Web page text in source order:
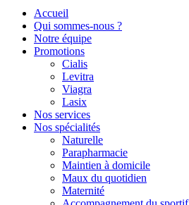
Accueil
Qui sommes-nous ?
Notre équipe
Promotions
Cialis
Levitra
Viagra
Lasix
Nos services
Nos spécialités
Naturelle
Parapharmacie
Maintien à domicile
Maux du quotidien
Maternité